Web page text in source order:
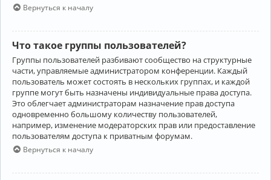
Вернуться к началу
Что такое группы пользователей?
Группы пользователей разбивают сообщество на структурные
части, управляемые администратором конференции. Каждый
пользователь может состоять в нескольких группах, и каждой
группе могут быть назначены индивидуальные права доступа.
Это облегчает администраторам назначение прав доступа
одновременно большому количеству пользователей,
например, изменение модераторских прав или предоставление
пользователям доступа к приватным форумам.
Вернуться к началу